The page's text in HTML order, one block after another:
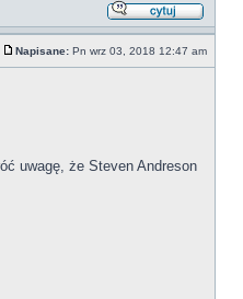
Napisane: Pn wrz 03, 2018 12:47 am
uwagę, że Steven Andreson